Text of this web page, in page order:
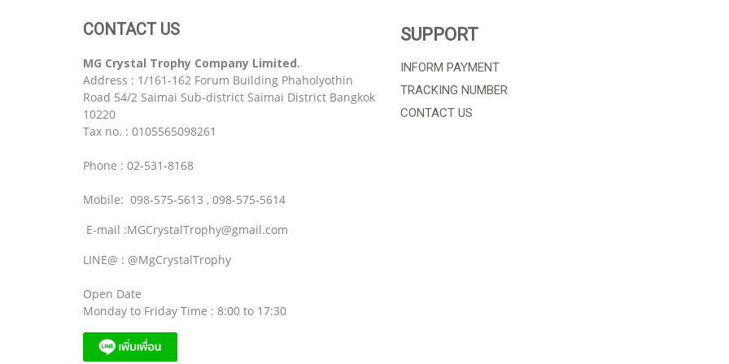
CONTACT US
MG Crystal Trophy Company Limited.
Address : 1/161-162 Forum Building Phaholyothin
Road 54/2 Saimai Sub-district Saimai District Bangkok
10220
Tax no. : 0105565098261
Phone : 02-531-8168
Mobile: 098-575-5613 , 098-575-5614
E-mail :MGCrystalTrophy@gmail.com
LINE@ : @MgCrystalTrophy
Open Date
Monday to Friday Time : 8:00 to 17:30
SUPPORT
INFORM PAYMENT
TRACKING NUMBER
CONTACT US